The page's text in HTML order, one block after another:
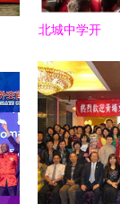
北城中学开
展示交流研
讨暨文化艺
术交流活动